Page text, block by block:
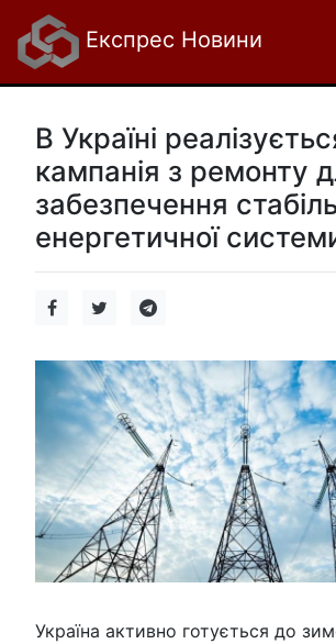
Експрес Новини
В Україні
кампанія з ремонту
забезпечення
енергетичної
Україна активно готується до